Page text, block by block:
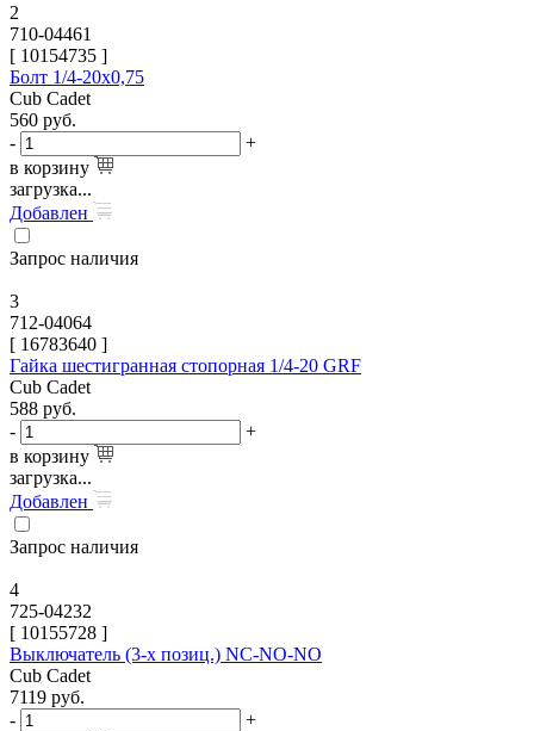
2
710-04461
[ 10154735 ]
Болт 1/4-20х0,75
Cub Cadet
560 руб.
-
+
в корзину
загрузка...
Добавлен
Запрос наличия
3
712-04064
[ 16783640 ]
Гайка шестигранная стопорная 1/4-20 GRF
Cub Cadet
588 руб.
-
+
в корзину
загрузка...
Добавлен
Запрос наличия
4
725-04232
[ 10155728 ]
Выключатель (3-х позиц.) NC-NO-NO
Cub Cadet
7119 руб.
-
+